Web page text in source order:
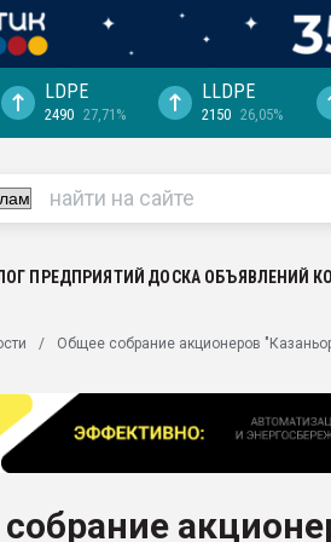
выходит на
рынке
LDPE
2490 27,71%
LLDPE
2150 26,05%
ПРЕДПРИЯТИЙ ДОСКА ОБЪЯВЛЕНИЙ
Общее собрание акционеров